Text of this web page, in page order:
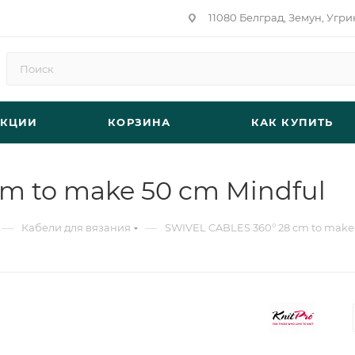
11080 Белград, Земун,
КОРЗИНА КАК КУПИТЬ
to make 50 cm Mindful
— Кабели для вязания — SWIVEL CABLES 360° 28 cm to